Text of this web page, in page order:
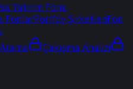
Yatırım Fonu
FonlarPortföy ŞirketleriFon
Çakışma Analizi